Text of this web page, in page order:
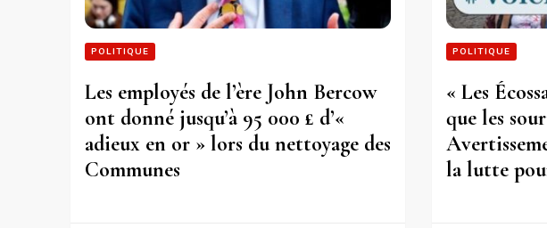
POLITIQUE
Les employés de l’ère John Bercow
ont donné jusqu’à 95 000 £ d’«
adieux en or » lors du nettoyage des
Communes
POLITIQUE
« Les
que les
la lutte